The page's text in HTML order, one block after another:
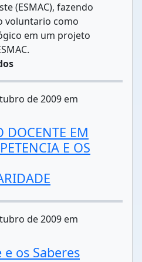
(ESMAC), fazendo
voluntario como
em um projeto
de 2009 em
DOCENTE EM
E OS
de 2009 em
os Saberes